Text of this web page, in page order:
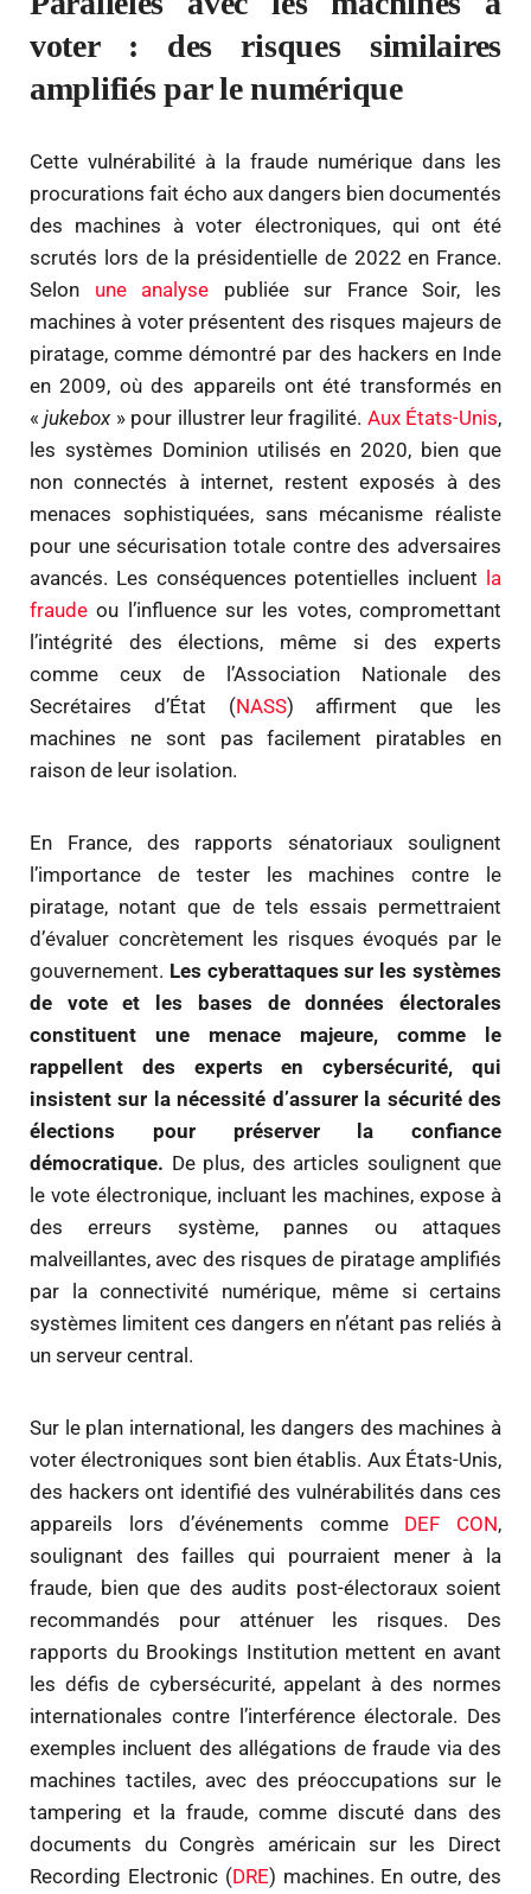
voter : des risques similaires
amplifiés par le numérique
Cette vulnérabilité à la fraude numérique dans les
procurations fait écho aux dangers bien documentés
des machines à voter électroniques, qui ont été
scrutés lors de la présidentielle de 2022 en France.
Selon une analyse publiée sur France Soir, les
machines à voter présentent des risques majeurs de
piratage, comme démontré par des hackers en Inde
en 2009, où des appareils ont été transformés en
«jukebox » pour illustrer leur fragilité. Aux États-Unis,
les systèmes Dominion utilisés en 2020, bien que
non connectés à internet, restent exposés à des
menaces sophistiquées, sans mécanisme réaliste
pour une sécurisation totale contre des adversaires
avancés. Les conséquences potentielles incluent la
fraude ou l’influence sur les votes, compromettant
l’intégrité des élections, même si des experts
comme ceux de l’Association Nationale des
Secrétaires d’État (NASS) affirment que les
machines ne sont pas facilement piratables en
raison de leur isolation.
En France, des rapports sénatoriaux soulignent
l’importance de tester les machines contre le
piratage, notant que de tels essais permettraient
d’évaluer concrètement les risques évoqués par le
gouvernement. Les cyberattaques sur les systèmes
de vote et les bases de données électorales
constituent une menace majeure, comme le
rappellent des experts en cybersécurité, qui
insistent sur la nécessité d’assurer la sécurité des
élections pour préserver la confiance
démocratique. De plus, des articles soulignent que
le vote électronique, incluant les machines, expose à
des erreurs système, pannes ou attaques
malveillantes, avec des risques de piratage amplifiés
par la connectivité numérique, même si certains
systèmes limitent ces dangers en n’étant pas reliés à
un serveur central.
Sur le plan international, les dangers des machines à
voter électroniques sont bien établis. Aux États-Unis,
des hackers ont identifié des vulnérabilités dans ces
appareils lors d’événements comme DEF CON,
soulignant des failles qui pourraient mener à la
fraude, bien que des audits post-électoraux soient
recommandés pour atténuer les risques. Des
rapports du Brookings Institution mettent en avant
les défis de cybersécurité, appelant à des normes
internationales contre l’interférence électorale. Des
exemples incluent des allégations de fraude via des
machines tactiles, avec des préoccupations sur le
tampering et la fraude, comme discuté dans des
documents du Congrès américain sur les Direct
Recording Electronic (DRE) machines. En outre, des